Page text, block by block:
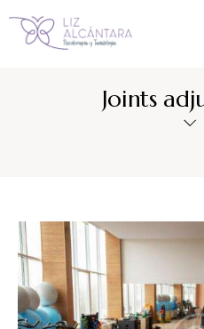
Joints